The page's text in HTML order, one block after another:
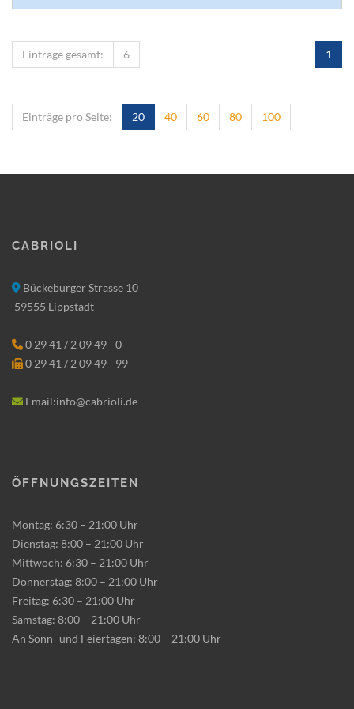
1
Einträge gesamt: 6
Einträge pro Seite: 20 40 60 80 100
Cabrioli
Bückeburger Strasse 10
59555 Lippstadt
0 29 41 / 2 09 49 - 0
0 29 41 / 2 09 49 - 99
Email:info@cabrioli.de
Öffnungszeiten
Montag: 6:30 – 21:00 Uhr
Dienstag: 8:00 – 21:00 Uhr
Mittwoch: 6:30 – 21:00 Uhr
Donnerstag: 8:00 – 21:00 Uhr
Freitag: 6:30 – 21:00 Uhr
Samstag: 8:00 – 21:00 Uhr
An Sonn- und Feiertagen: 8:00 – 21:00 Uhr